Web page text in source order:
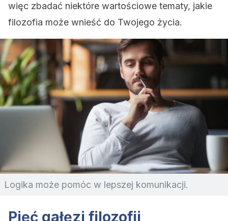
więc zbadać niektóre wartościowe tematy, jakie
filozofia może wnieść do Twojego życia.
Logika może pomóc w lepszej komunikacji.
Pięć gałęzi filozofii